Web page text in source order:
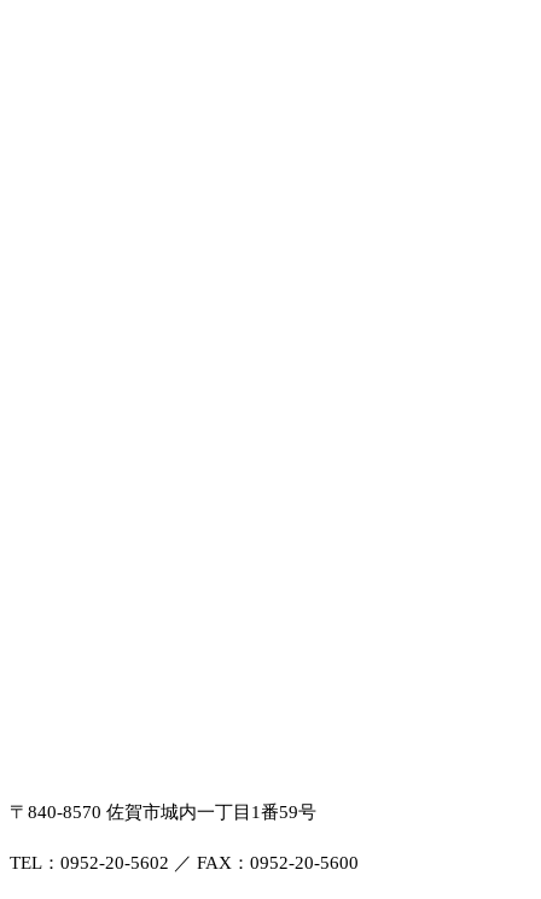
〒840-8570 佐賀市城内一丁目1番59号
TEL：0952-20-5602 ／ FAX：0952-20-5600